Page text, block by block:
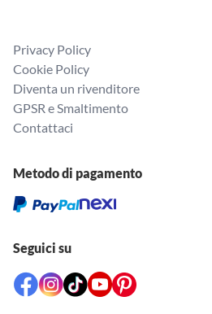
Privacy Policy
Cookie Policy
Diventa un rivenditore
GPSR e Smaltimento
Contattaci
Metodo di pagamento
Seguici su